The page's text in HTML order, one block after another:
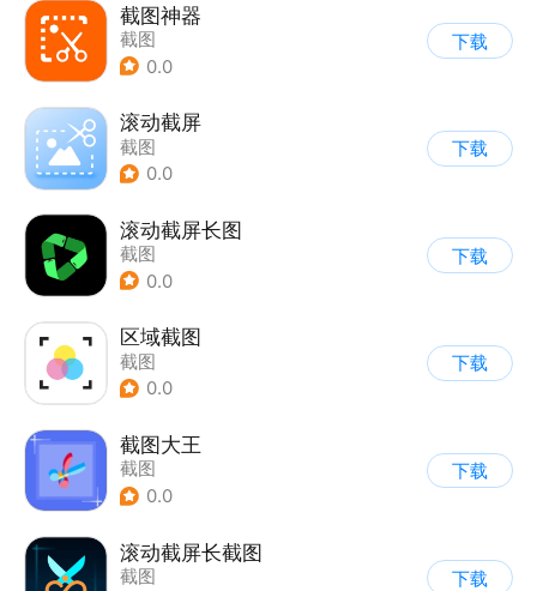
截图神器
截图
0.0
下载
滚动截屏
截图
0.0
下载
滚动截屏长图
截图
0.0
下载
区域截图
截图
0.0
下载
截图大王
截图
0.0
下载
滚动截屏长截图
截图
下载